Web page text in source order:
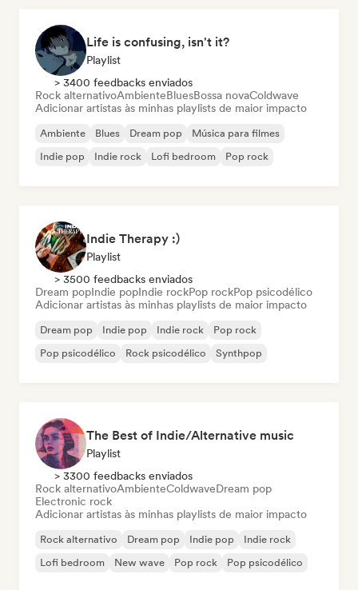
Life is confusing, isn't it?
Playlist
> 3400 feedbacks enviados
Rock alternativoAmbienteBluesBossa novaColdwave
Adicionar artistas às minhas playlists de maior impacto
Ambiente Blues Dream pop
Música para filmes
Indie pop
Indie rock Lofi bedroom Pop rock
Indie Therapy :)
Playlist
> 3500 feedbacks enviados
Dream popIndie popIndie rockPop rockPop psicodélico
Adicionar artistas às minhas playlists de maior impacto
Dream pop Indie pop Indie rock
Pop rock
Pop psicodélico
Rock psicodélico Synthpop
The Best of Indie/Alternative music
Playlist
> 3300 feedbacks enviados
Rock alternativoAmbienteColdwaveDream pop
Electronic rock
Adicionar artistas às minhas playlists de maior impacto
Rock alternativo Dream pop Indie pop
Indie rock
Lofi bedroom
New wave Pop rock Pop psicodélico